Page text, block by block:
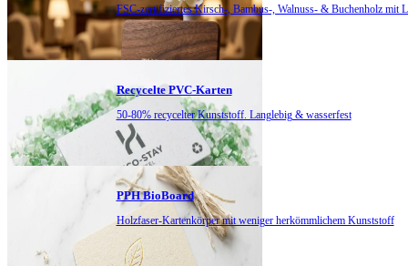
FSC-zertifiziertes Kirsch-, Bambus-, Walnuss- & Buchenholz mit
Recycelte PVC-Karten
50-80% recycelter Kunststoff. Langlebig & wasserfest
PPH BioBoard
Holzfaser-Kartenkörper mit weniger herkömmlichem Kunststoff